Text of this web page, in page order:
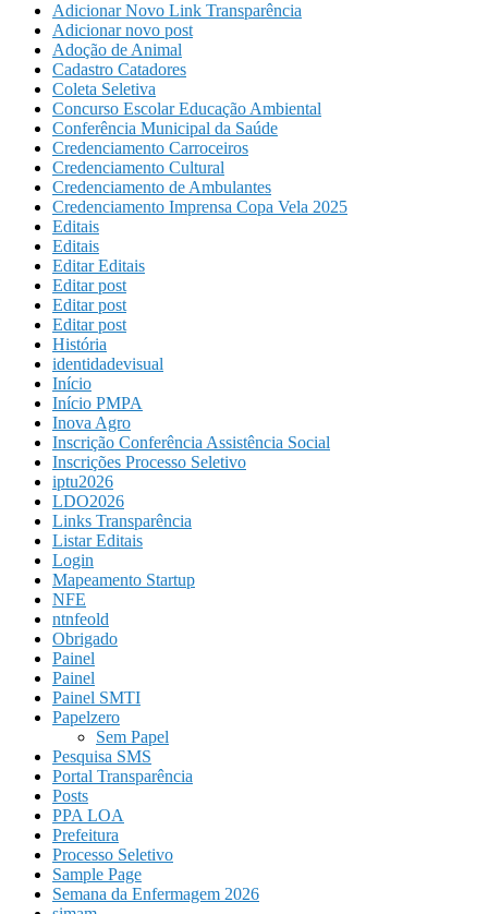
Adicionar Novo Link Transparência
Adicionar novo post
Adoção de Animal
Cadastro Catadores
Coleta Seletiva
Concurso Escolar Educação Ambiental
Conferência Municipal da Saúde
Credenciamento Carroceiros
Credenciamento Cultural
Credenciamento de Ambulantes
Credenciamento Imprensa Copa Vela 2025
Editais
Editais
Editar Editais
Editar post
Editar post
Editar post
História
identidadevisual
Início
Início PMPA
Inova Agro
Inscrição Conferência Assistência Social
Inscrições Processo Seletivo
iptu2026
LDO2026
Links Transparência
Listar Editais
Login
Mapeamento Startup
NFE
ntnfeold
Obrigado
Painel
Painel
Painel SMTI
Papelzero
Sem Papel
Pesquisa SMS
Portal Transparência
Posts
PPA LOA
Prefeitura
Processo Seletivo
Sample Page
Semana da Enfermagem 2026